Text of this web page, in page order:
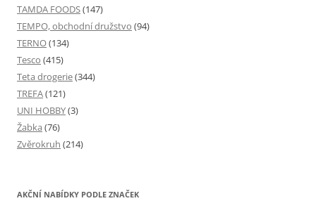
TAMDA FOODS(147)
TEMPO, obchodní družstvo (94)
TERNO(134)
Tesco (415)
Teta drogerie(344)
TREFA(121)
UNI HOBBY(3)
Žabka (76)
Zvěrokruh (214)
AKČNÍ NABÍDKY PODLE ZNAČEK